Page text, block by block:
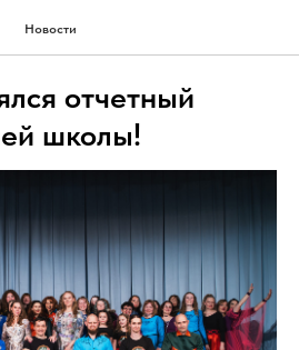
Новости
отчетный
школы!